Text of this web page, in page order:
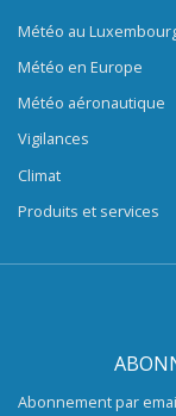
Météo au
Météo en Europe
Météo aéronautique
Vigilances
Climat
Produits et services
Abonnement par